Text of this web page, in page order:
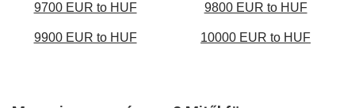
9700 EUR to HUF 9800 EUR to HUF
9900 EUR to HUF 10000 EUR to HUF